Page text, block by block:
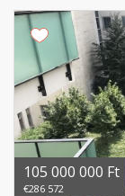
105 000 000 Ft
€286 572